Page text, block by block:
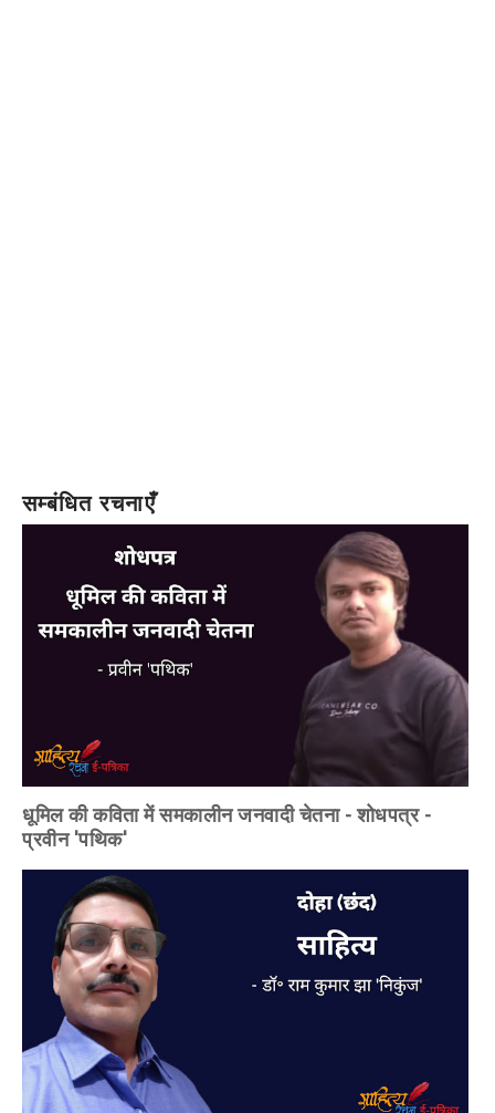
सम्बंधित रचनाएँ
धूमिल की कविता में समकालीन जनवादी चेतना - शोधपत्र -
प्रवीन 'पथिक'